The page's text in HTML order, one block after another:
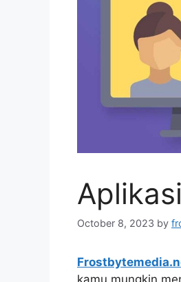
October 8, 2023 by